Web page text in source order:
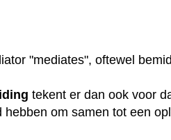
"mediates", oftewel
tekent er dan ook voor
hebben om samen tot een